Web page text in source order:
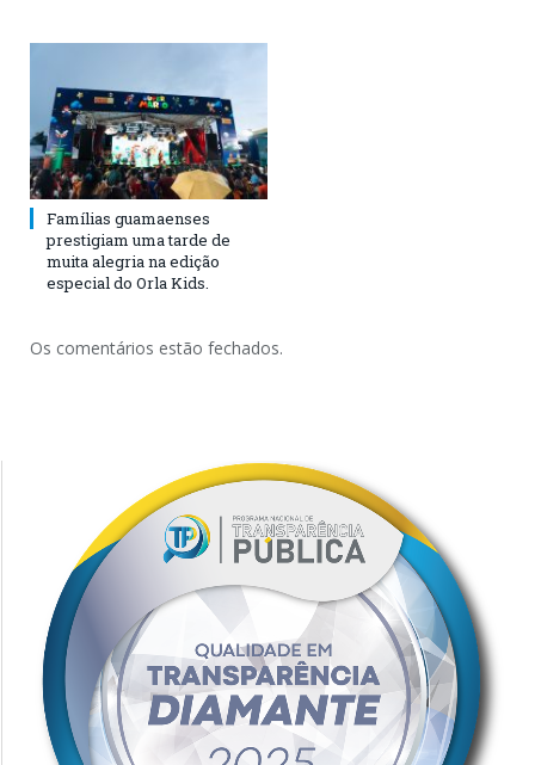
Famílias guamaenses
prestigiam uma tarde de
muita alegria na edição
especial do Orla Kids.
Os comentários estão fechados.